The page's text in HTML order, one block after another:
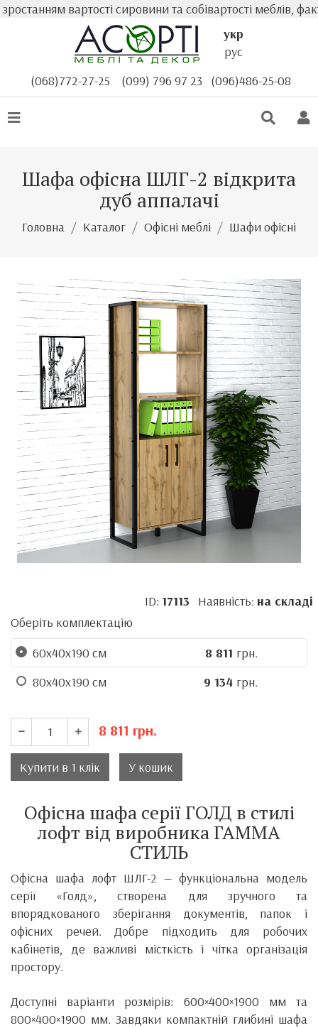
вартості сировини та собівартості меблів,
укр
рус
(068)772-27-25
(099) 796 97 23 (096)486-25-08
Шафа офісна ШЛГ-2 відкрита
дуб аппалачі
Головна Каталог Офісні меблі Шафи офісні
ID: 17113 Наявність: на складі
Оберіть комплектацію
60x40x190 см
8 811 грн.
80x40x190 см
9 134 грн.
8 811 грн.
Купити в 1 клік У кошик
Офісна шафа серії ГОЛД в стилі
лофт від виробника ГАММА
СТИЛЬ
Офісна шафа лофт ШЛГ-2 — функціональна модель
серії «Голд», створена для зручного та
впорядкованого зберігання документів, папок і
офісних речей. Добре підходить для робочих
кабінетів, де важливі місткість і чітка організація
простору.
Доступні варіанти розмірів: 600×400×1900 мм та
800×400×1900 мм. Завдяки компактній глибині шафа